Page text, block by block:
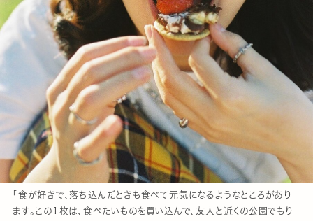
「食が好きで、落ち込んだときも食べて元気になるようなところがあり
ます。この1枚は、食べたいものを買い込んで、友人と近くの公園でもり